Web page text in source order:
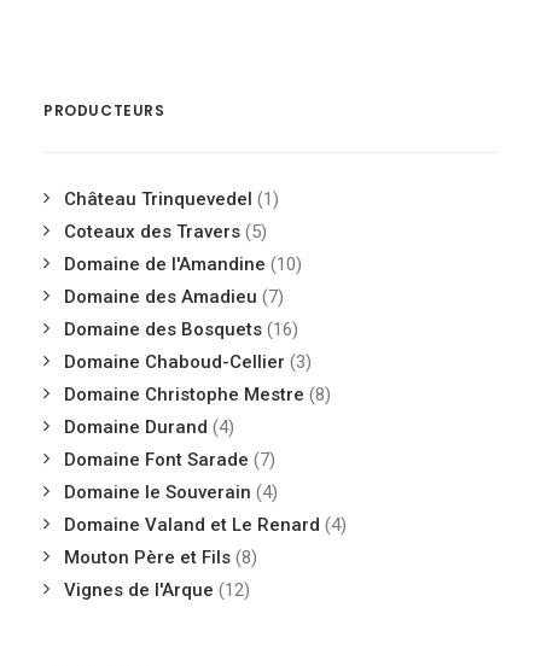
PRODUCTEURS
Château Trinquevedel (1)
Coteaux des Travers (5)
Domaine de l'Amandine (10)
Domaine des Amadieu (7)
Domaine des Bosquets (16)
Domaine Chaboud-Cellier (3)
Domaine Christophe Mestre (8)
Domaine Durand (4)
Domaine Font Sarade (7)
Domaine le Souverain (4)
Domaine Valand et Le Renard (4)
Mouton Père et Fils (8)
Vignes de l'Arque (12)